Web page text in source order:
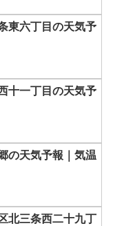
東六丁目の天気予
十一丁目の天気予
の天気予報｜気温
北三条西二十九丁